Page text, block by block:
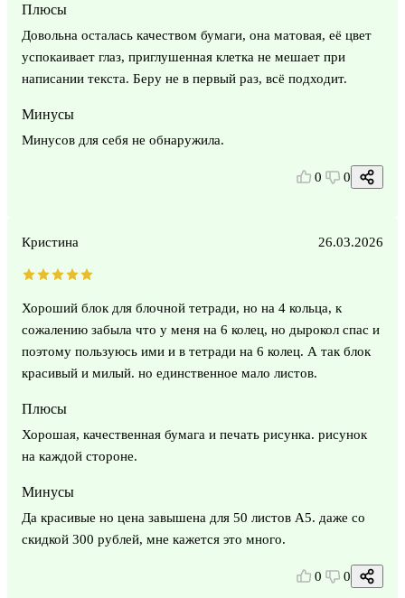
Плюсы
Довольна осталась качеством бумаги, она матовая, её цвет
успокаивает глаз, приглушенная клетка не мешает при
написании текста. Беру не в первый раз, всё подходит.
Минусы
Минусов для себя не обнаружила.
0 0
Кристина 26.03.2026
Хороший блок для блочной тетради, но на 4 кольца, к
сожалению забыла что у меня на 6 колец, но дырокол спас и
поэтому пользуюсь ими и в тетради на 6 колец. А так блок
красивый и милый. но единственное мало листов.
Плюсы
Хорошая, качественная бумага и печать рисунка. рисунок
на каждой стороне.
Минусы
Да красивые но цена завышена для 50 листов А5. даже со
скидкой 300 рублей, мне кажется это много.
0 0